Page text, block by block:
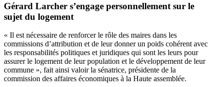
Gérard Larcher s’engage personnellement sur le
sujet du logement
« Il est nécessaire de renforcer le rôle des maires dans les
commissions d’attribution et de leur donner un poids cohérent avec
les responsabilités politiques et juridiques qui sont les leurs pour
assurer le logement de leur population et le développement de leur
commune », fait ainsi valoir la sénatrice, présidente de la
commission des affaires économiques à la Haute assemblée.